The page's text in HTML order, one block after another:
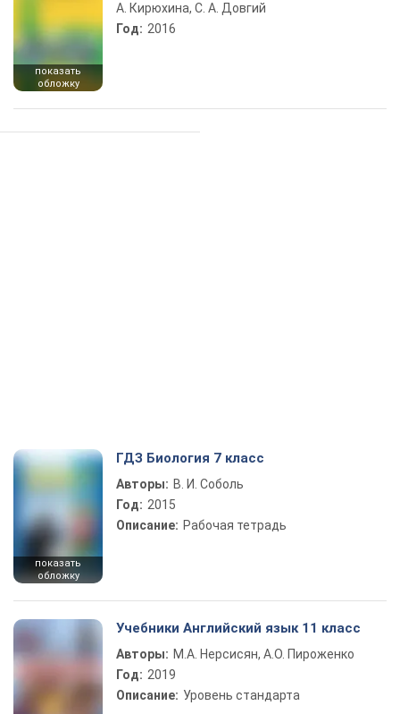
показать
обложку
А. Кирюхина, С. А. Довгий
Год: 2016
показать
обложку
ГДЗ Биология 7 класс
Авторы: В. И. Соболь
Год: 2015
Описание: Рабочая тетрадь
Учебники Английский язык 11 класс
Авторы: М.А. Нерсисян, А.О. Пироженко
Год: 2019
Описание: Уровень стандарта